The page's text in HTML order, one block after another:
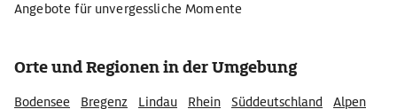
Angebote für unvergessliche Momente
Orte und Regionen in der Umgebung
Bodensee Bregenz Lindau Rhein Süddeutschland Alpen